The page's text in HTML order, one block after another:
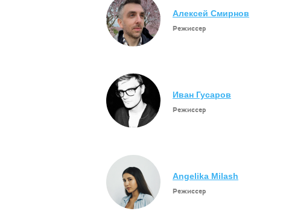
Алексей Смирнов
Режиссер
Иван Гусаров
Режиссер
Angelika Milash
Режиссер